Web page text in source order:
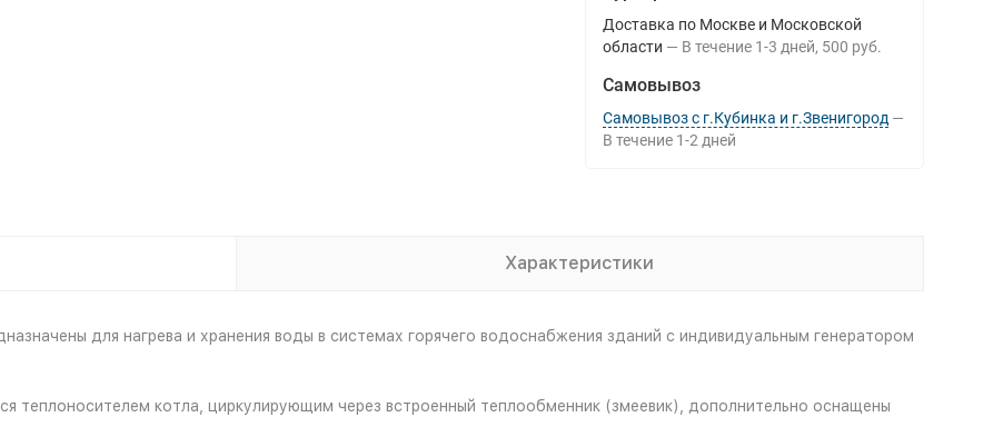
Доставка по Москве и Московской
области
В течение 1-3 дней 500 руб.
Самовывоз
Самовывоз с г.Кубинка и г.Звенигород
В течение 1-2 дней
Характеристики
для нагрева и хранения воды в системах горячего водоснабжения зданий с индивидуальным генератором
теплоносителем котла, циркулирующим через встроенный теплообменник (змеевик), дополнительно оснащены